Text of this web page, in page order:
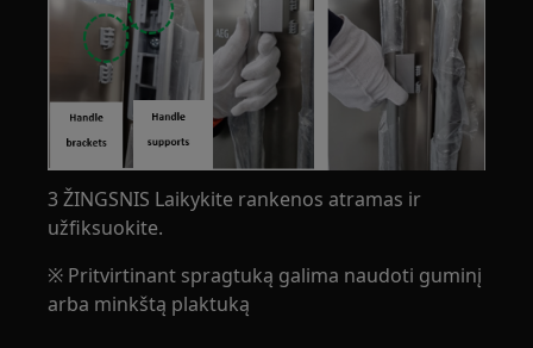
3 ŽINGSNIS Laikykite rankenos atramas ir
užfiksuokite.
※ Pritvirtinant spragtuką galima naudoti guminį
arba minkštą plaktuką